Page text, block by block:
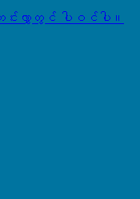
လွှာတွင် ပါဝင်ပါ။